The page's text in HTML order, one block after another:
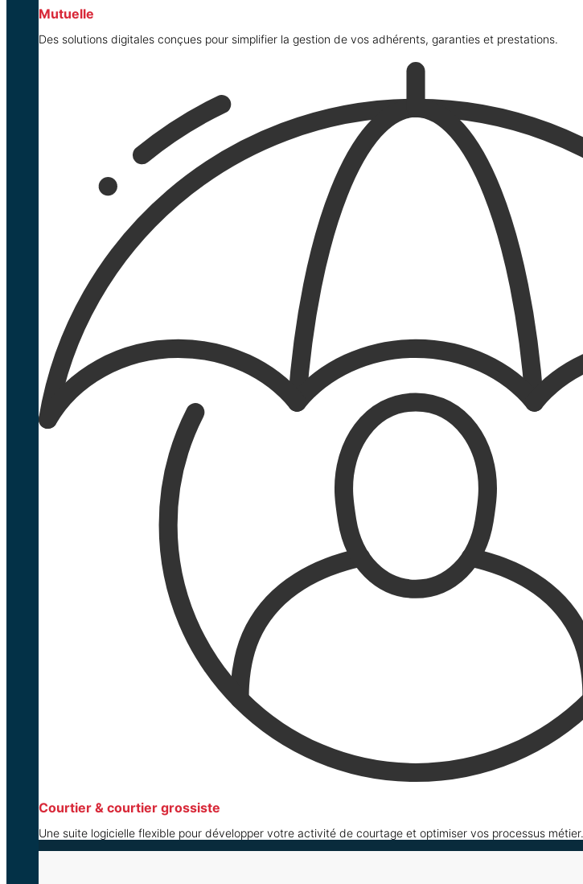
Mutuelle
Des solutions digitales conçues pour simplifier la gestion de vos adhérents, garanties et prestations.
Courtier & courtier grossiste
Une suite logicielle flexible pour développer votre activité de courtage et optimiser vos processus métier.